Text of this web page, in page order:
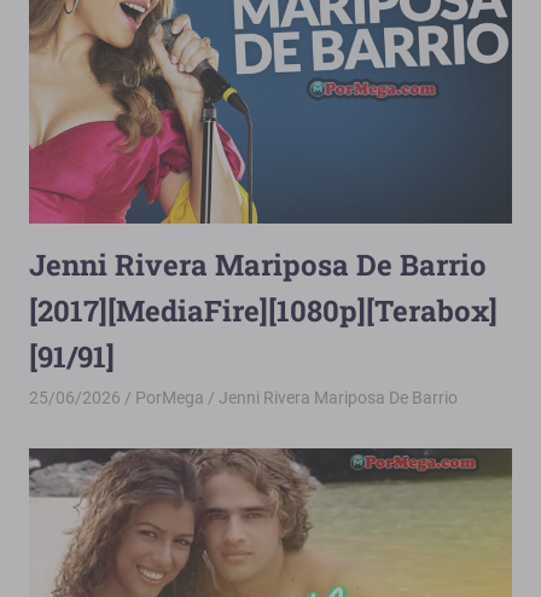
Jenni Rivera Mariposa De Barrio
[2017][MediaFire][1080p][Terabox]
[91/91]
25/06/2026 PorMega Jenni Rivera Mariposa De Barrio